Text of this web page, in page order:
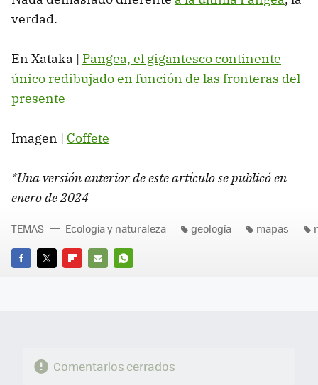
verdad.
En Xataka | Pangea, el gigantesco continente
único redibujado en función de las fronteras del
presente
Imagen | Coffete
*Una versión anterior de este artículo se publicó en
enero de 2024
FACEBOOK
TWITTERFLIPBOARD
E-
WHATSAPP
TEMAS Ecología y naturaleza geología mapas
Comentarios cerrados